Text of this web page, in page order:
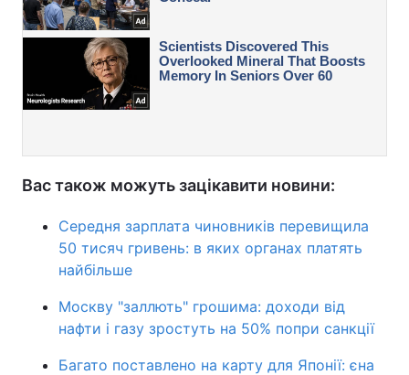
Вас також можуть зацікавити новини:
Середня зарплата чиновників перевищила
50 тисяч гривень: в яких органах платять
найбільше
Москву "‎заллють"‎ грошима: доходи від
нафти і газу зростуть на 50% попри санкції
Багато поставлено на карту для Японії: єна